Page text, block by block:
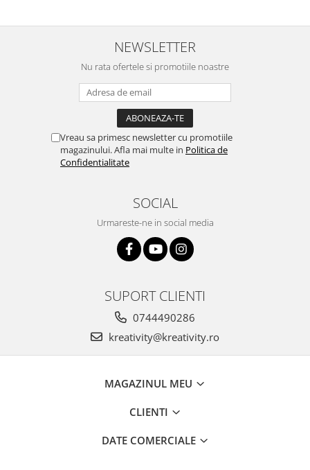
Hama Maxi Sticks
Mărgele HAMA MIDI
Mărgele HAMA MINI
Perceperea timpului - TimeTimer
Stimulare auditiva
Stimulare olfactivă
NEWSLETTER
Nu rata ofertele si promotiile noastre
Vreau sa primesc newsletter cu promotiile
magazinului. Afla mai multe in Politica de
Confidentialitate
SOCIAL
Urmareste-ne in social media
SUPORT CLIENTI
0744490286
kreativity@kreativity.ro
MAGAZINUL MEU
CLIENTI
DATE COMERCIALE